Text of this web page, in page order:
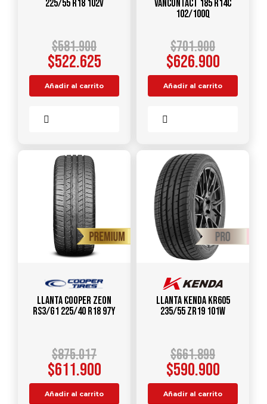
225/55 R18 102V
$581.900
$522.625
Añadir al carrito
VANCONTACT 185 R14C
102/100Q
$701.900
$626.900
Añadir al carrito
Llanta COOPER ZEON
RS3/G1 225/40 R18 97Y
$875.017
$611.900
Añadir al carrito
Llanta KENDA KR605
235/55 ZR19 101W
$661.899
$590.900
Añadir al carrito